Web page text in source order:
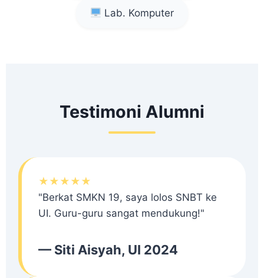
Lab. Komputer
Testimoni Alumni
★★★★★
"Berkat SMKN 19, saya lolos SNBT ke
UI. Guru-guru sangat mendukung!"
— Siti Aisyah, UI 2024